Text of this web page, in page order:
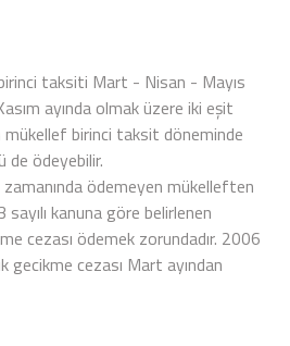
taksiti Mart - Nisan - Mayıs
ayında olmak üzere iki eşit
birinci taksit döneminde
de ödeyebilir.
ödemeyen mükelleften
kanuna göre belirlenen
cezası ödemek zorundadır. 2006
gecikme cezası Mart ayından